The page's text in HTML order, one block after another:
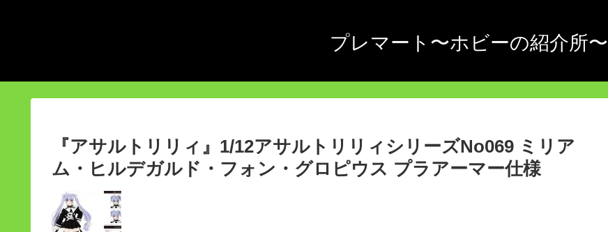
プレマート〜ホビーの紹介所〜
『アサルトリリィ』1/12アサルトリリィシリーズNo069 ミリア
ム・ヒルデガルド・フォン・グロピウス プラアーマー仕様